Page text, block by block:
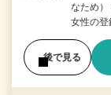
なため
女性の
後で見る